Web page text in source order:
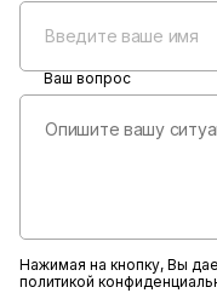
Ваш вопрос
Нажимая на кнопку, Вы
политикой